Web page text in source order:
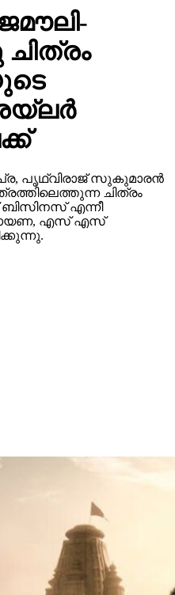
ചിത്രം
എന്നീ
എസ് എസ്